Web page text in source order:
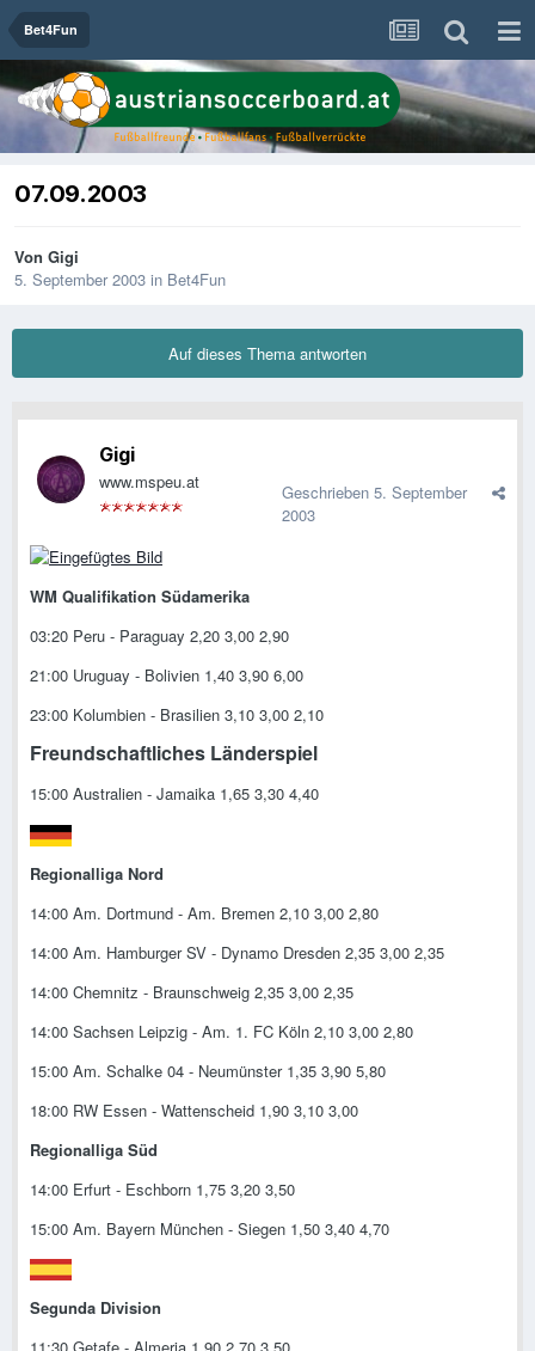
Bet4Fun
07.09.2003
Von Gigi
5. September 2003 in Bet4Fun
Auf dieses Thema antworten
Gigi
www.mspeu.at Geschrieben 5. September
2003
WM Qualifikation Südamerika
03:20 Peru - Paraguay 2,20 3,00 2,90
21:00 Uruguay - Bolivien 1,40 3,90 6,00
23:00 Kolumbien - Brasilien 3,10 3,00 2,10
Freundschaftliches Länderspiel
15:00 Australien - Jamaika 1,65 3,30 4,40
Regionalliga Nord
14:00 Am. Dortmund - Am. Bremen 2,10 3,00 2,80
14:00 Am. Hamburger SV - Dynamo Dresden 2,35 3,00 2,35
14:00 Chemnitz - Braunschweig 2,35 3,00 2,35
14:00 Sachsen Leipzig - Am. 1. FC Köln 2,10 3,00 2,80
15:00 Am. Schalke 04 - Neumünster 1,35 3,90 5,80
18:00 RW Essen - Wattenscheid 1,90 3,10 3,00
Regionalliga Süd
14:00 Erfurt - Eschborn 1,75 3,20 3,50
15:00 Am. Bayern München - Siegen 1,50 3,40 4,70
Segunda Division